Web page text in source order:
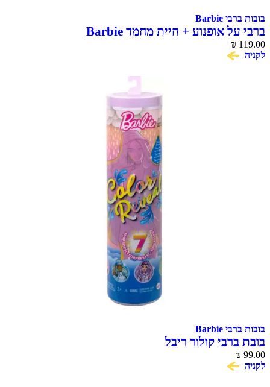
בובות ברבי Barbie
ברבי על אופנוע + חיית מחמד Barbie
₪ 119.00
לקניה
בובות ברבי Barbie
בובת ברבי קולור ריבל
₪ 99.00
לקניה